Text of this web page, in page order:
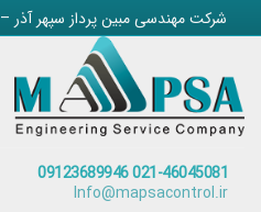
شرکت مهندسی مبین پرداز سپهر
021-46045081 09123689946
Info@mapsacontrol.ir